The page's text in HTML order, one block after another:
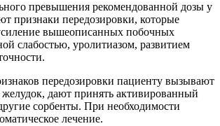
превышения рекомендованной дозы у
признаки передозировки, которые
вышеописанных побочных
слабостью, уролитиазом, развитием
передозировки пациенту вызывают
дают принять активированный
сорбенты. При необходимости
лечение.